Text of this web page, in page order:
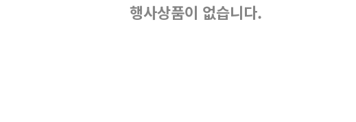
행사상품이 없습니다.